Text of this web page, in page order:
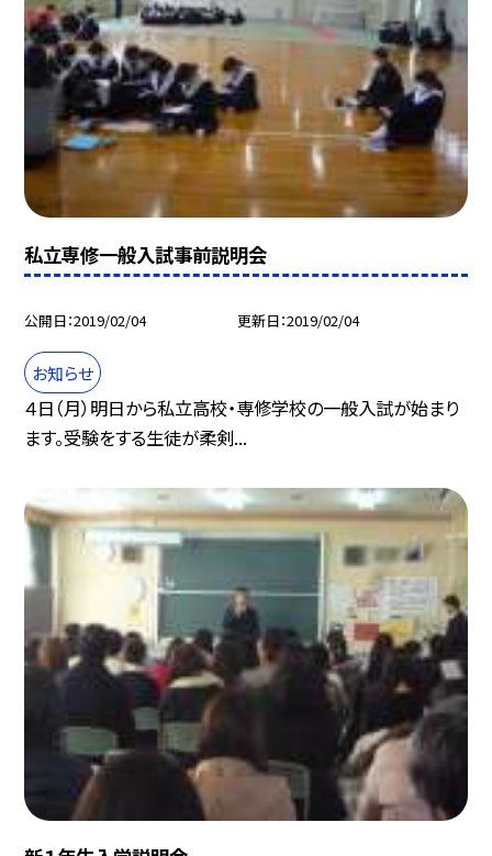
私立専修一般入試事前説明会
公開日 2019/02/04 更新日 2019/02/04
お知らせ
４日（月）明日から私立高校・専修学校の一般入試が始まり
ます。受験をする生徒が柔剣...